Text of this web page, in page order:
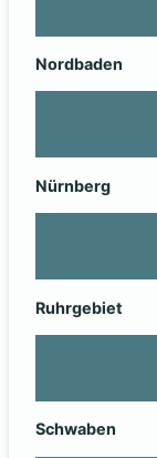
Nordbaden
Nürnberg
Ruhrgebiet
Schwaben